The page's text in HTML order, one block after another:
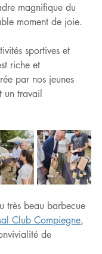
magnifique du
moment de joie.
sportives et
riche et
par nos jeunes
un travail
très beau barbecue
Club Compiegne,
de